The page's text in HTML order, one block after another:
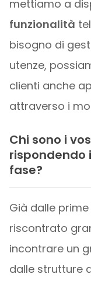
mettiamo a
funzionalità
bisogno di
utenze,
clienti anche
attraverso i
Chi sono i
rispondendo
fase?
Già dalle
riscontrato
incontrare un
dalle strutture